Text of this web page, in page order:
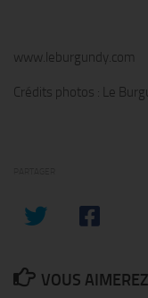
www.leburgundy.com
Crédits photos : Le
VOUS